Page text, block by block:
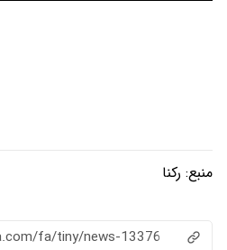
https://www.khabarfarda.com/fa/